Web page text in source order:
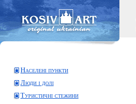
Населені пункти
Люди і долі
Туристичні стежини